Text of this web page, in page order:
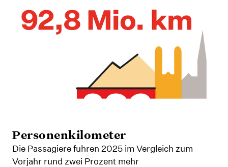
Personenkilometer
Die Passagiere fuhren 2025 im Vergleich zum
Vorjahr rund zwei Prozent mehr